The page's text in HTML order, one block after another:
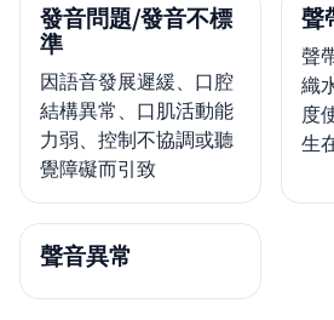
發音問題/發音不標
準
因語音發展遲緩、口腔
結構異常、口肌活動能
力弱、控制不協調或聽
覺障礙而引致
聲
聲
織
度
生
聲音異常